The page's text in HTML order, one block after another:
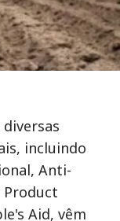
diversas
incluindo
Anti-
Product
Aid, vêm